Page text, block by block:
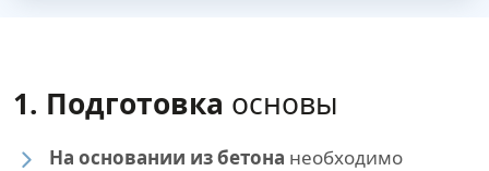
1. Подготовка основы
На основании из бетона необходимо